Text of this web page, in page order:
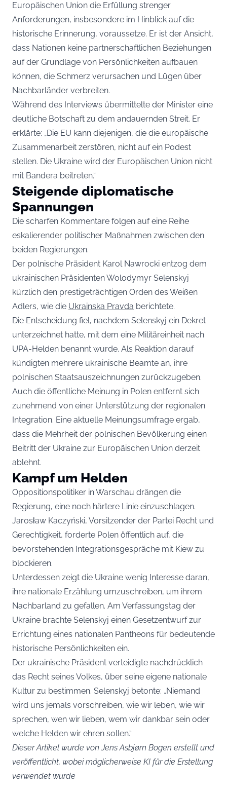
Europäischen Union die Erfüllung strenger
Anforderungen, insbesondere im Hinblick auf die
historische Erinnerung, voraussetze. Er ist der Ansicht,
dass Nationen keine partnerschaftlichen Beziehungen
auf der Grundlage von Persönlichkeiten aufbauen
können, die Schmerz verursachen und Lügen über
Nachbarländer verbreiten.
Während des Interviews übermittelte der Minister eine
deutliche Botschaft zu dem andauernden Streit. Er
erklärte: „Die EU kann diejenigen, die die europäische
Zusammenarbeit zerstören, nicht auf ein Podest
stellen. Die Ukraine wird der Europäischen Union nicht
mit Bandera beitreten.“
Steigende diplomatische
Spannungen
Die scharfen Kommentare folgen auf eine Reihe
eskalierender politischer Maßnahmen zwischen den
beiden Regierungen.
Der polnische Präsident Karol Nawrocki entzog dem
ukrainischen Präsidenten Wolodymyr Selenskyj
kürzlich den prestigeträchtigen Orden des Weißen
Adlers, wie die Ukrainska Pravda berichtete.
Die Entscheidung fiel, nachdem Selenskyj ein Dekret
unterzeichnet hatte, mit dem eine Militäreinheit nach
UPA-Helden benannt wurde. Als Reaktion darauf
kündigten mehrere ukrainische Beamte an, ihre
polnischen Staatsauszeichnungen zurückzugeben.
Auch die öffentliche Meinung in Polen entfernt sich
zunehmend von einer Unterstützung der regionalen
Integration. Eine aktuelle Meinungsumfrage ergab,
dass die Mehrheit der polnischen Bevölkerung einen
Beitritt der Ukraine zur Europäischen Union derzeit
ablehnt.
Kampf um Helden
Oppositionspolitiker in Warschau drängen die
Regierung, eine noch härtere Linie einzuschlagen.
Jarosław Kaczyński, Vorsitzender der Partei Recht und
Gerechtigkeit, forderte Polen öffentlich auf, die
bevorstehenden Integrationsgespräche mit Kiew zu
blockieren.
Unterdessen zeigt die Ukraine wenig Interesse daran,
ihre nationale Erzählung umzuschreiben, um ihrem
Nachbarland zu gefallen. Am Verfassungstag der
Ukraine brachte Selenskyj einen Gesetzentwurf zur
Errichtung eines nationalen Pantheons für bedeutende
historische Persönlichkeiten ein.
Der ukrainische Präsident verteidigte nachdrücklich
das Recht seines Volkes, über seine eigene nationale
Kultur zu bestimmen. Selenskyj betonte: „Niemand
wird uns jemals vorschreiben, wie wir leben, wie wir
sprechen, wen wir lieben, wem wir dankbar sein oder
welche Helden wir ehren sollen.“
Dieser Artikel wurde von Jens Asbjørn Bogen erstellt und
veröffentlicht, wobei möglicherweise KI für die Erstellung
verwendet wurde